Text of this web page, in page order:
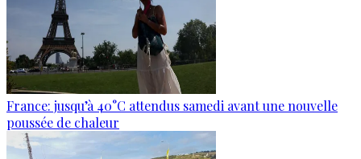
France: jusqu’à 40°C attendus samedi avant une nouvelle
poussée de chaleur